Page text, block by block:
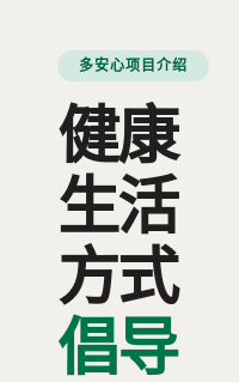
多安心项目介绍
健康
生活
方式
倡导